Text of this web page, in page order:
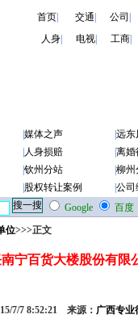
首页| 交通 公司
人身
电视 工商
媒体之声
远东
人身损赔
离婚
钦州分站
柳州
股权转让案例
公司
Google
百度
位>>>正文
宁百货大楼股份有限
7/7 8:52:21 来源： 广西专业